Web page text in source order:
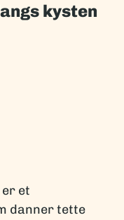
kysten
et
danner tette